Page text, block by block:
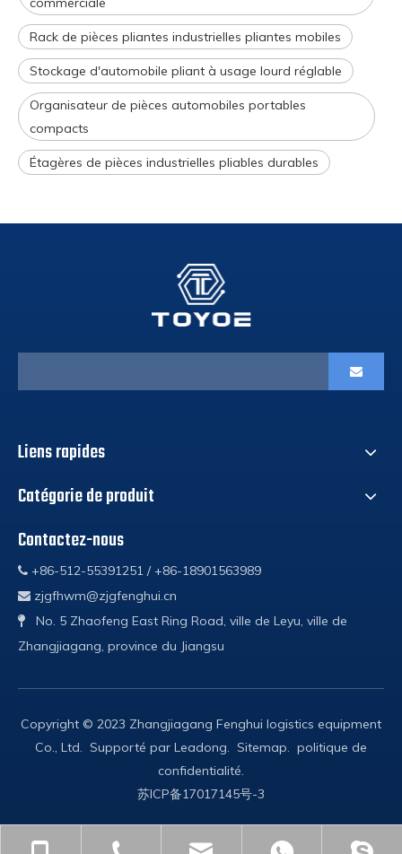
Rack de pièces pliantes industrielles pliantes mobiles
Stockage d'automobile pliant à usage lourd réglable
Organisateur de pièces automobiles portables
compacts
Étagères de pièces industrielles pliables durables
Liens rapides
Catégorie de produit
Contactez-nous
 +86-512-55391251 / +86-18901563989
 zjgfhwm@zjgfenghui.cn

No. 5 Zhaofeng East Ring Road, ville de Leyu, ville de
Zhangjiagang, province du Jiangsu
Copyright © 2023 Zhangjiagang Fenghui logistics equipment
Co., Ltd. Supporté par Leadong. Sitemap. politique de
confidentialité.
苏ICP备17017145号-3